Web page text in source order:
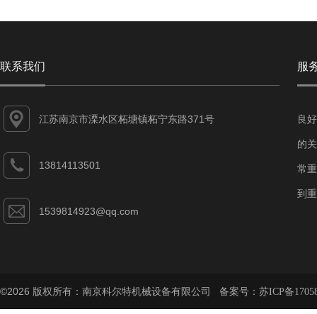
联系我们
江苏南京市溧水区柘塘镇柘宁东路371号
13814113501
1539814923@qq.com
服
良
的
常
到
©2026 版权所有：南京科尔特机械设备有限公司 备案号： 苏ICP备